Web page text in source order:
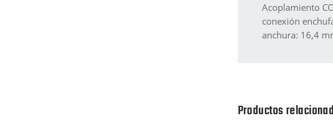
Acoplamiento
conexión
anchura: 16,4
Productos